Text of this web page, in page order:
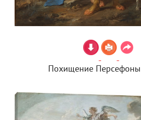
Похищение Персефоны